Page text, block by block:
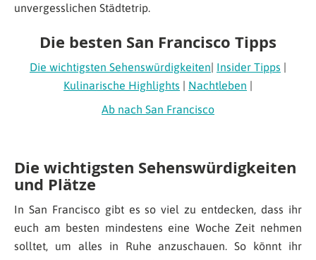
unvergesslichen Städtetrip.
Die besten San Francisco Tipps
Die wichtigsten Sehenswürdigkeiten| Insider Tipps |
Kulinarische Highlights | Nachtleben |
Ab nach San Francisco
Die wichtigsten Sehenswürdigkeiten
und Plätze
In San Francisco gibt es so viel zu entdecken, dass ihr
euch am besten mindestens eine Woche Zeit nehmen
solltet, um alles in Ruhe anzuschauen. So könnt ihr